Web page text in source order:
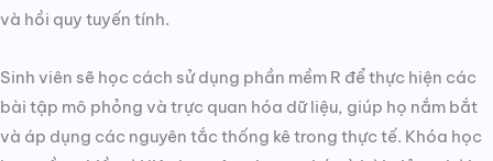
và hồi quy tuyến tính.
Sinh viên sẽ học cách sử dụng phần mềm R để thực hiện các
bài tập mô phỏng và trực quan hóa dữ liệu, giúp họ nắm bắt
và áp dụng các nguyên tắc thống kê trong thực tế. Khóa học